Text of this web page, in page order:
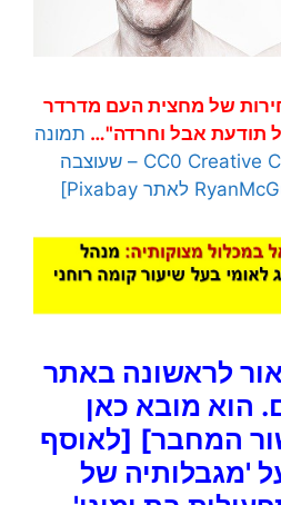
של מחצית העם מדרדר
תודעת אבל וחרדה"… תמונה
חופשית – CC0 Creative Commons – שעוצבה
לראשונה באתר
הוא מובא כאן
המחבר] [לאוסף
'מגבלותיה של